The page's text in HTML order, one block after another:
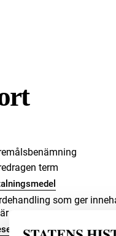
term
som ger
på WIKIDATA